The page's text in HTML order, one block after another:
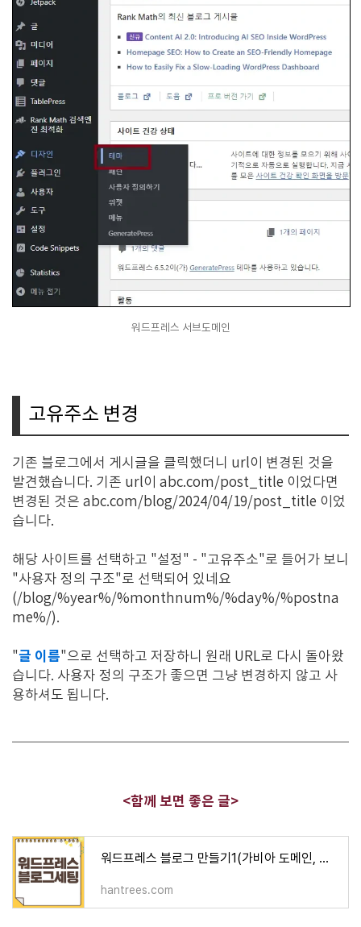
워드프레스 서브도메인
고유주소 변경
기존 블로그에서 게시글을 클릭했더니 url이 변경된 것을
발견했습니다. 기존 url이 abc.com/post_title 이었다면
변경된 것은 abc.com/blog/2024/04/19/post_title 이었
습니다.
해당 사이트를 선택하고 "설정" - "고유주소"로 들어가 보니
"사용자 정의 구조"로 선택되어 있네요
(/blog/%year%/%monthnum%/%day%/%postna
me%/).
"글 이름"으로 선택하고 저장하니 원래 URL로 다시 돌아왔
습니다. 사용자 정의 구조가 좋으면 그냥 변경하지 않고 사
용하셔도 됩니다.
<함께 보면 좋은 글>
워드프레스 블로그 만들기1(가비아 도메인, 카페24 호스팅 연결)
hantrees.com